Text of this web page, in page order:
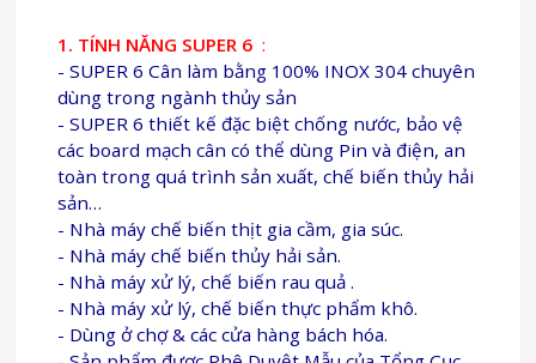
1. TÍNH NĂNG SUPER 6:
- SUPER 6 Cân làm bằng 100% INOX 304 chuyên
dùng trong ngành thủy sản
- SUPER 6 thiết kế đặc biệt chống nước, bảo vệ
các board mạch cân có thể dùng Pin và điện, an
toàn trong quá trình sản xuất, chế biến thủy hải
sản…
- Nhà máy chế biến thịt gia cầm, gia súc.
- Nhà máy chế biến thủy hải sản.
- Nhà máy xử lý, chế biến rau quả .
- Nhà máy xử lý, chế biến thực phẩm khô.
- Dùng ở chợ & các cửa hàng bách hóa.